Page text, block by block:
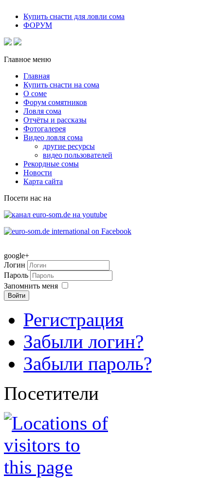
Купить снасти для ловли сома
ФОРУМ
Главное меню
Главная
Купить снасти на сома
О соме
Форум сомятников
Ловля сома
Отчёты и рассказы
Фотогалерея
Видео ловля сома
другие ресурсы
видео пользователей
Рекордные сомы
Новости
Карта сайта
Посети нас на
google+
Логин
Пароль
Запомнить меня
Войти
Регистрация
Забыли логин?
Забыли пароль?
Посетители